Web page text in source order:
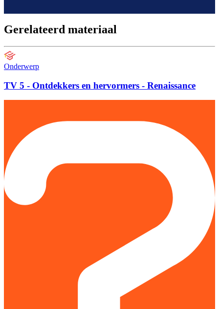
Gerelateerd materiaal
Onderwerp
TV 5 - Ontdekkers en hervormers - Renaissance